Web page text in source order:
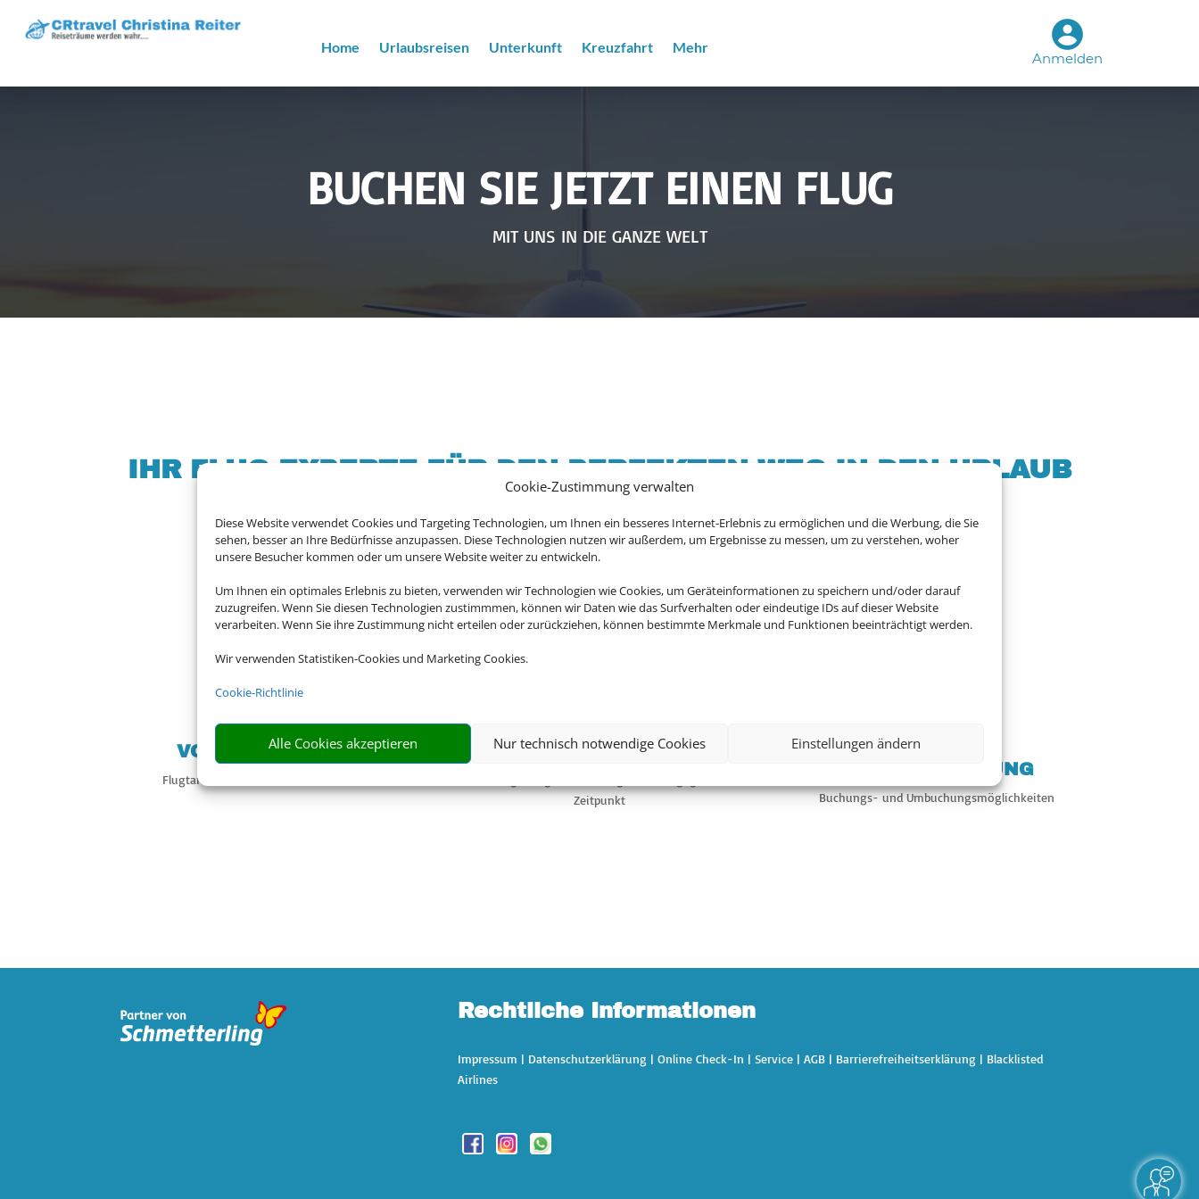
Cookie-Zustimmung verwalten
Diese Website verwendet Cookies und Targeting Technologien, um Ihnen ein besseres Internet-Erlebnis zu ermöglichen und die Werbung, die Sie
sehen, besser an Ihre Bedürfnisse anzupassen. Diese Technologien nutzen wir außerdem, um Ergebnisse zu messen, um zu verstehen, woher
unsere Besucher kommen oder um unsere Website weiter zu entwickeln.
Um Ihnen ein optimales Erlebnis zu bieten, verwenden wir Technologien wie Cookies, um Geräteinformationen zu speichern und/oder darauf
zuzugreifen. Wenn Sie diesen Technologien zustimmmen, können wir Daten wie das Surfverhalten oder eindeutige IDs auf dieser Website
verarbeiten. Wenn Sie ihre Zustimmung nicht erteilen oder zurückziehen, können bestimmte Merkmale und Funktionen beeinträchtigt werden.
Wir verwenden Statistiken-Cookies und Marketing Cookies.
Cookie-Richtlinie
Alle Cookies akzeptieren Nur technisch notwendige Cookies Einstellungen ändern
Home Urlaubsreisen Unterkunft Kreuzfahrt Mehr
Anmelden
BUCHEN SIE JETZT EINEN FLUG
MIT UNS IN DIE GANZE WELT
IHR FLUG-EXPERTE FÜR DEN PERFEKTEN WEG IN DEN URLAUB
Egal wohin die Reise gehen soll – wir haben für jedes Ziel den perfekten Flug für Sie! Profitieren Sie
jetzt von unserem Linienflug-Preisvergleich.

VOLLE AUSWAHL
Flugtarife von mehr als 1000 Airlines
TRANSPORTPFLICHT
Zeitpunkt
FLEXIBLE
PREISGESTALTUNG
Buchungs- und Umbuchungsmöglichkeiten
Rechtliche Informationen
Impressum | Datenschutzerklärung | Online Check-In | Service| AGB| Barrierefreiheitserklärung | Blacklisted
Airlines